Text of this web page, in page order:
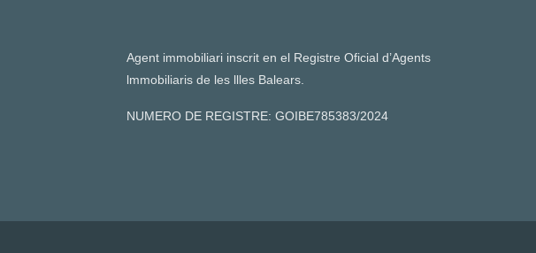
Agent immobiliari inscrit en el Registre Oficial d’Agents
lmmobiliaris de les llles Balears.
NUMERO DE REGISTRE: GOIBE785383/2024